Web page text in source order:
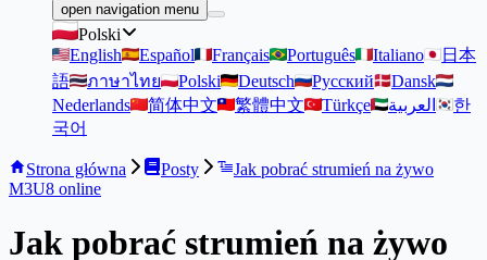
open navigation menu
Polski
English
Español Français Português Italiano
日本
語
ภาษาไทย Polski Deutsch Русский
Dansk
Nederlands
简体中文 繁體中文 Türkçe العربية
한
국어
Strona główna Posty
Jak pobrać strumień na żywo
M3U8 online
Jak pobrać strumień na żywo